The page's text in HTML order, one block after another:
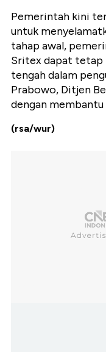
Pemerintah kini
untuk
tahap awal,
Sritex dapat tetap
tengah dalam
Prabowo, Ditjen
dengan
(rsa/wur)